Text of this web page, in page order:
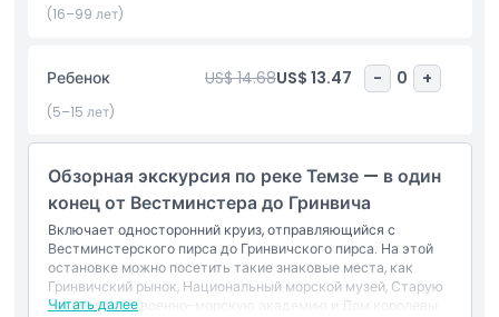
Часы работы
Вещи, которые нужно знать
Местоположение
Политика отмены
(16–99 лет)
Ребенок US$ 14.68US$ 13.47 - 0 +
(5–15 лет)
Обзорная экскурсия по реке Темзе — в один
конец от Вестминстера до Гринвича
Включает односторонний круиз, отправляющийся с
Вестминстерского пирса до Гринвичского пирса. На этой
остановке можно посетить такие знаковые места, как
Гринвичский рынок, Национальный морской музей, Старую
королевскую военно-морскую академию и Дом королевы.
Читать далее